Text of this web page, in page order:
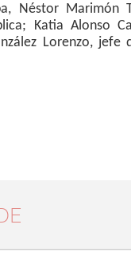
Néstor Marimón
Katia Alonso
Lorenzo, jefe